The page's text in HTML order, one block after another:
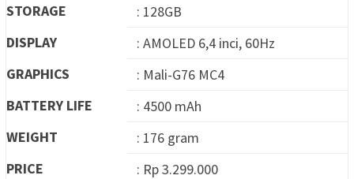
STORAGE
: 128GB
DISPLAY
: AMOLED 6,4 inci, 60Hz
GRAPHICS
: Mali-G76 MC4
BATTERY LIFE
: 4500 mAh
WEIGHT
: 176 gram
PRICE
: Rp 3.299.000